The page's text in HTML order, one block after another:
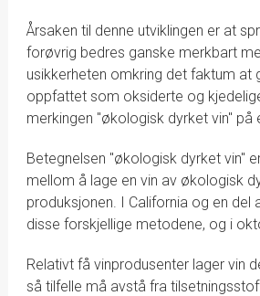
Årsaken til denne utviklingen er at
forøvrig bedres ganske merkbart
usikkerheten omkring det faktum
oppfattet som oksiderte og
merkingen "økologisk dyrket vin" på
Betegnelsen "økologisk dyrket vin"
mellom å lage en vin av økologisk
produksjonen. I California og en
disse forskjellige metodene, og i
Relativt få vinprodusenter lager vin
så tilfelle må avstå fra